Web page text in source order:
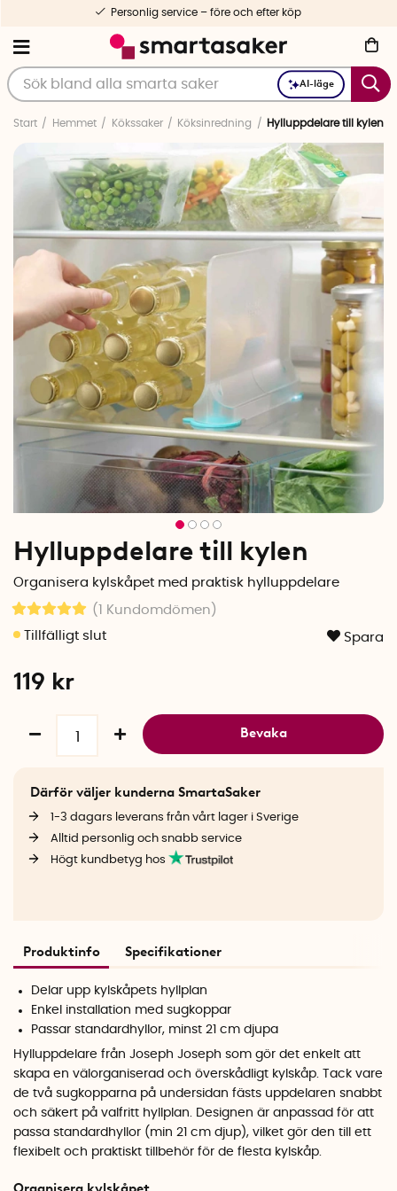
AI-läge
Personlig service – före och efter köp
Start Hemmet Kökssaker Köksinredning Hylluppdelare till kylen
Hylluppdelare till kylen
Organisera kylskåpet med praktisk hylluppdelare
(1 Kundomdömen )
Spara
119 kr
Bevaka
Därför väljer kunderna SmartaSaker
1-3 dagars leverans från vårt lager i Sverige
Alltid personlig och snabb service
Högt kundbetyg hos
Produktinfo Specifikationer
Delar upp kylskåpets hyllplan
Enkel installation med sugkoppar
Passar standardhyllor, minst 21 cm djupa
Hylluppdelare från Joseph Joseph som gör det enkelt att
skapa en välorganiserad och överskådligt kylskåp. Tack vare
de två sugkopparna på undersidan fästs uppdelaren snabbt
och säkert på valfritt hyllplan. Designen är anpassad för att
passa standardhyllor (min 21 cm djup), vilket gör den till ett
flexibelt och praktiskt tillbehör för de flesta kylskåp.